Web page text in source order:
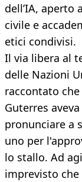
dell’IA, aperto
civile e
etici condivisi.
Il via libera al
delle Nazioni
raccontato che
Guterres
pronunciare a
uno per
lo stallo. Ad
imprevisto